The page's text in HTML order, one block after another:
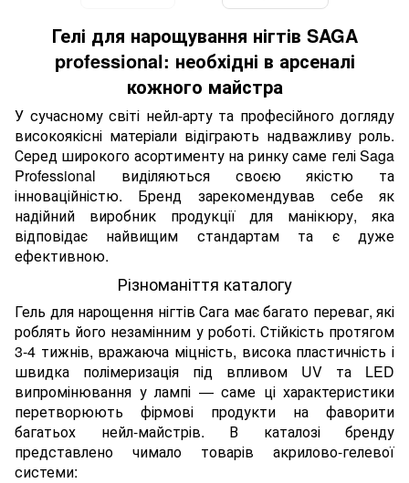
Гелі для нарощування нігтів SAGA
professional: необхідні в арсеналі
кожного майстра
У сучасному світі нейл-арту та професійного догляду
високоякісні матеріали відіграють надважливу роль.
Серед широкого асортименту на ринку саме гелі Saga
Professional виділяються своєю якістю та
інноваційністю. Бренд зарекомендував себе як
надійний виробник продукції для манікюру, яка
відповідає найвищим стандартам та є дуже
ефективною.
Різноманіття каталогу
Гель для нарощення нігтів Сага має багато переваг, які
роблять його незамінним у роботі. Стійкість протягом
3-4 тижнів, вражаюча міцність, висока пластичність і
швидка полімеризація під впливом UV та LED
випромінювання у лампі — саме ці характеристики
перетворюють фірмові продукти на фаворити
багатьох нейл-майстрів. В каталозі бренду
представлено чимало товарів акрилово-гелевої
системи: